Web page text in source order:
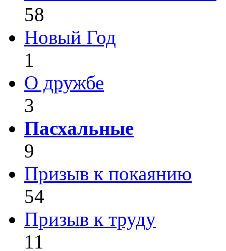
58
Новый Год
1
О дружбе
3
Пасхальные
9
Призыв к покаянию
54
Призыв к труду
11